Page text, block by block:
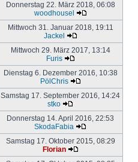
Donnerstag 22. März 2018, 06:08
woodhousel
Mittwoch 31. Januar 2018, 19:11
Jackel
Mittwoch 29. März 2017, 13:14
Furis
Dienstag 6. Dezember 2016, 10:38
PölChris
Samstag 17. September 2016, 14:24
stko
Donnerstag 14. April 2016, 22:53
SkodaFabia
Samstag 17. Oktober 2015, 08:29
Florian